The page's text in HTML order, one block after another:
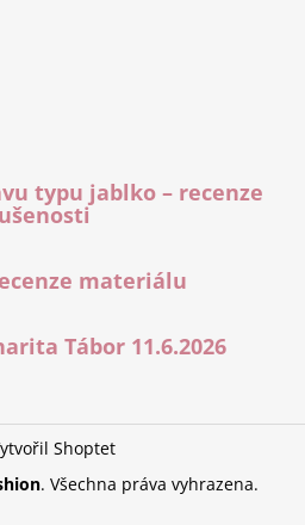
typu jablko – recenze
materiálu
Tábor 11.6.2026
Shoptet
. Všechna práva vyhrazena.